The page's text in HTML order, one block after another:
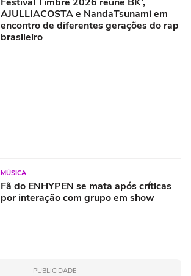
AJULLIACOSTA e NandaTsunami em
encontro de diferentes gerações do rap
brasileiro
MÚSICA
Fã do ENHYPEN se mata após críticas
por interação com grupo em show
PUBLICIDADE